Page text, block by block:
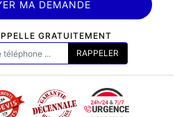
GRATUITEMENT